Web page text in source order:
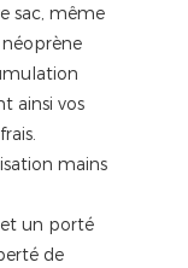
sac, même
ainsi vos
mains
un porté
de